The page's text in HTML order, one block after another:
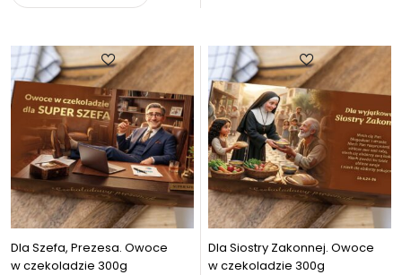
wiele
wariantów.
Opcje
można
wybrać
na
stronie
produktu
Opcje
można
wybrać
na
stronie
Dla Szefa, Prezesa. Owoce
w czekoladzie 300g
Dla Siostry Zakonnej. Owoce
w czekoladzie 300g